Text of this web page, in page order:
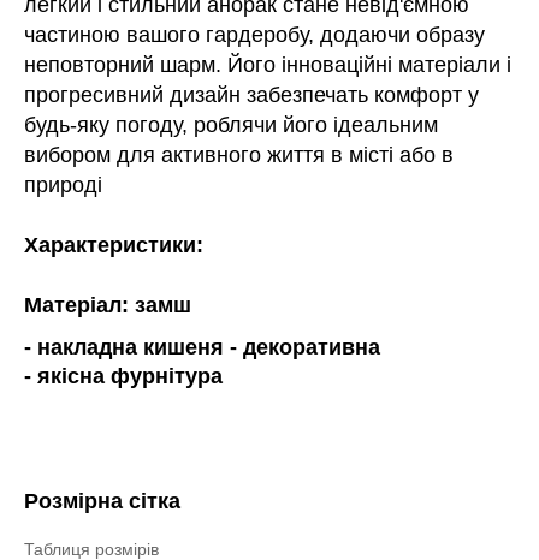
частиною вашого гардеробу, додаючи образу
неповторний шарм. Його інноваційні матеріали і
прогресивний дизайн забезпечать комфорт у
будь-яку погоду, роблячи його ідеальним
вибором для активного життя в місті або в
природі
Характеристики:
Матеріал: замш
- накладна кишеня - декоративна
- якісна фурнітура
Розмірна сітка
Таблиця розмірів